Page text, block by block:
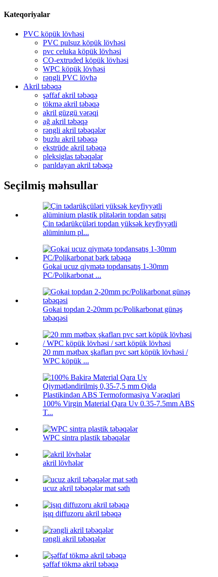
Kateqoriyalar
PVC köpük lövhəsi
PVC pulsuz köpük lövhəsi
pvc celuka köpük lövhəsi
CO-extruded köpük lövhəsi
WPC köpük lövhəsi
rəngli PVC lövhə
Akril təbəqə
şəffaf akril təbəqə
tökmə akril təbəqə
akril güzgü vərəqi
ağ akril təbəqə
rəngli akril təbəqələr
buzlu akril təbəqə
ekstrüde akril təbəqə
pleksiglas təbəqələr
parıldayan akril təbəqə
Seçilmiş məhsullar
Çin tədarükçüləri topdan yüksək keyfiyyətli
alüminium pl...
Gokai ucuz qiymətə topdansatış 1-30mm
PC/Polikarbonat ...
Gokai topdan 2-20mm pc/Polikarbonat günəş
təbəqəsi
20 mm mətbəx şkafları pvc sərt köpük lövhəsi /
WPC köpük ...
100% Virgin Material Qara Uv 0.35-7.5mm ABS
T...
WPC sintra plastik təbəqələr
akril lövhələr
ucuz akril təbəqələr mat səth
işıq diffuzoru akril təbəqə
rəngli akril təbəqələr
şəffaf tökmə akril təbəqə